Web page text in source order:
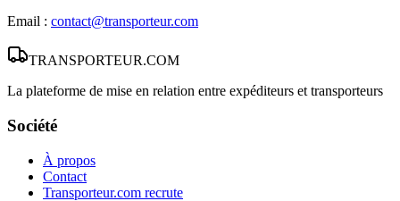
Email : contact@transporteur.com
TRANSPORTEUR.COM
La plateforme de mise en relation entre expéditeurs et transporteurs
Société
À propos
Contact
Transporteur.com recrute